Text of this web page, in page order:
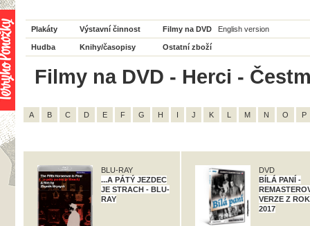
Plakáty Výstavní činnost Filmy na DVD English version
Hudba Knihy/časopisy Ostatní zboží
Filmy na DVD - Herci -
A B C D E F G H I J K L M N O P
BLU-RAY
...A PÁTÝ JEZDEC
JE STRACH - BLU-
RAY
DVD
BÍLÁ PANÍ -
VERZE Z
2017